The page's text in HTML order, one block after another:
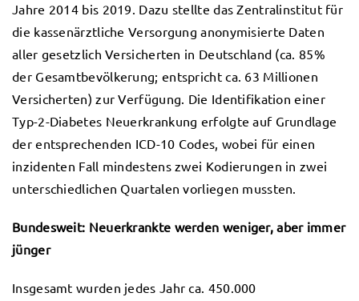
Jahre 2014 bis 2019. Dazu stellte das Zentralinstitut für
die kassenärztliche Versorgung anonymisierte Daten
aller gesetzlich Versicherten in Deutschland (ca. 85%
der Gesamtbevölkerung; entspricht ca. 63 Millionen
Versicherten) zur Verfügung. Die Identifikation einer
Typ-2-Diabetes Neuerkrankung erfolgte auf Grundlage
der entsprechenden ICD-10 Codes, wobei für einen
inzidenten Fall mindestens zwei Kodierungen in zwei
unterschiedlichen Quartalen vorliegen mussten.
Bundesweit: Neuerkrankte werden weniger, aber immer
jünger
Insgesamt wurden jedes Jahr ca. 450.000